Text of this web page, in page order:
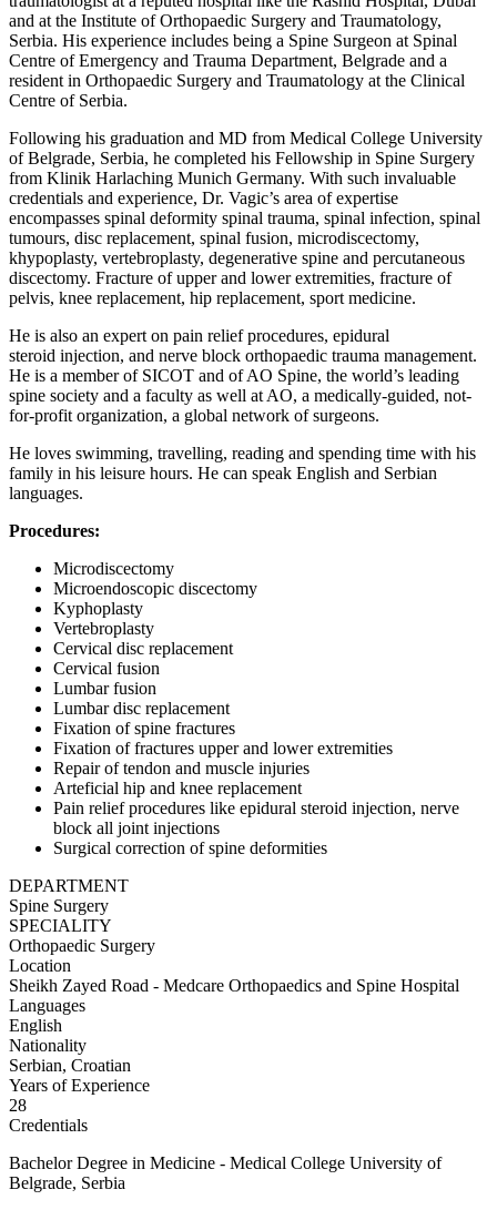
and at the Institute of Orthopaedic Surgery and Traumatology,
Serbia. His experience includes being a Spine Surgeon at Spinal
Centre of Emergency and Trauma Department, Belgrade and a
resident in Orthopaedic Surgery and Traumatology at the Clinical
Centre of Serbia.
Following his graduation and MD from Medical College University
of Belgrade, Serbia, he completed his Fellowship in Spine Surgery
from Klinik Harlaching Munich Germany. With such invaluable
credentials and experience, Dr. Vagic’s area of expertise
encompasses spinal deformity spinal trauma, spinal infection, spinal
tumours, disc replacement, spinal fusion, microdiscectomy,
khypoplasty, vertebroplasty, degenerative spine and percutaneous
discectomy. Fracture of upper and lower extremities, fracture of
pelvis, knee replacement, hip replacement, sport medicine.
He is also an expert on pain relief procedures, epidural
steroid injection, and nerve block orthopaedic trauma management.
He is a member of SICOT and of AO Spine, the world’s leading
spine society and a faculty as well at AO, a medically-guided, not-
for-profit organization, a global network of surgeons.
He loves swimming, travelling, reading and spending time with his
family in his leisure hours. He can speak English and Serbian
languages.
Procedures:
Microdiscectomy
Microendoscopic discectomy
Kyphoplasty
Vertebroplasty
Cervical disc replacement
Cervical fusion
Lumbar fusion
Lumbar disc replacement
Fixation of spine fractures
Fixation of fractures upper and lower extremities
Repair of tendon and muscle injuries
Arteficial hip and knee replacement
Pain relief procedures like epidural steroid injection, nerve
block all joint injections
Surgical correction of spine deformities
DEPARTMENT
Spine Surgery
SPECIALITY
Orthopaedic Surgery
Location
Sheikh Zayed Road - Medcare Orthopaedics and Spine Hospital
Languages
English
Nationality
Serbian, Croatian
Years of Experience
28
Credentials
Bachelor Degree in Medicine - Medical College University of
Belgrade, Serbia